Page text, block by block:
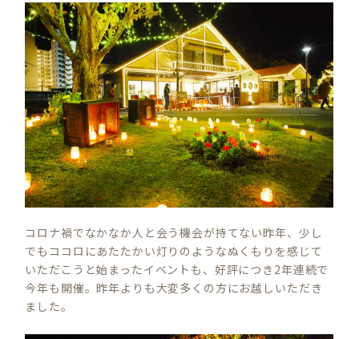
コロナ禍でなかなか人と会う機会が持てない昨年、少し
でもココロにあたたかい灯りのようなぬくもりを感じて
いただこうと始まったイベントも、好評につき2年連続で
今年も開催。昨年よりも大変多くの方にお越しいただき
ました。